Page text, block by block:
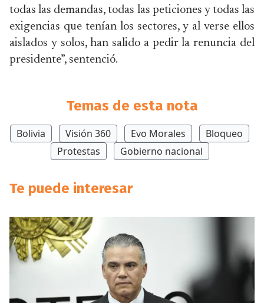
todas las demandas, todas las peticiones y todas las
exigencias que tenían los sectores, y al verse ellos
aislados y solos, han salido a pedir la renuncia del
presidente”, sentenció.
Temas de esta nota
Bolivia Visión 360 Evo Morales
Bloqueo
Protestas
Gobierno nacional
Te puede interesar